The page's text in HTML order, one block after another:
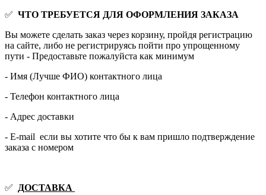
✅ ЧТО ТРЕБУЕТСЯ ДЛЯ ОФОРМЛЕНИЯ ЗАКАЗА
Вы можете сделать заказ через корзину, пройдя регистрацию
на сайте, либо не регистрируясь пойти про упрощенному
пути - Предоставьте пожалуйста как минимум
- Имя (Лучше ФИО) контактного лица
- Телефон контактного лица
- Адрес доставки
- E-mail если вы хотите что бы к вам пришло подтверждение
заказа с номером
✅
ДОСТАВКА